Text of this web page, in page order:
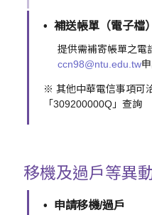
補送帳單（電子檔）
提供需補寄帳單之電
ccn98@ntu.edu.tw
※ 其他中華電信事項可
「309200000Q」查詢
移機及過戶等異
申請移機/過戶